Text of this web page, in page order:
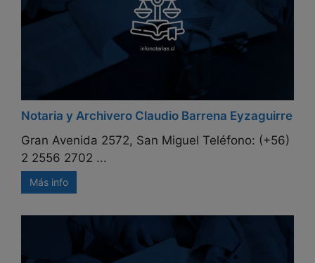
Notaria y Archivero Claudio Barrena Eyzaguirre
Gran Avenida 2572, San Miguel Teléfono: (+56)
2 2556 2702 ...
Más info